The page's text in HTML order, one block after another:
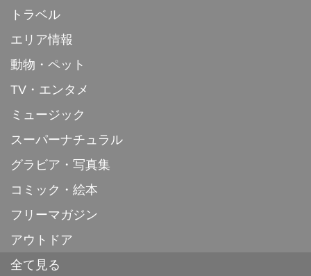
トラベル
エリア情報
動物・ペット
TV・エンタメ
ミュージック
スーパーナチュラル
グラビア・写真集
コミック・絵本
フリーマガジン
アウトドア
全て見る